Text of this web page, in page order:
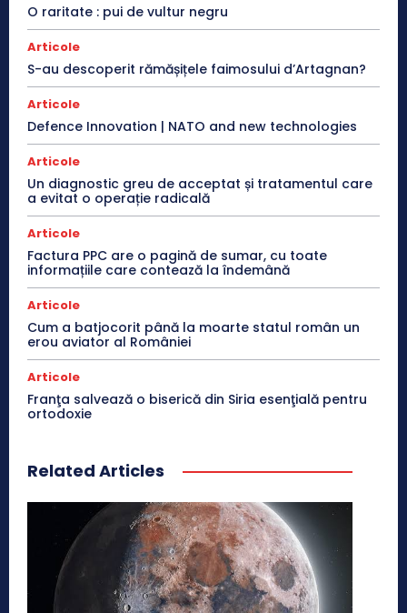
O raritate : pui de vultur negru
Articole
S-au descoperit rămășițele faimosului d’Artagnan?
Articole
Defence Innovation | NATO and new technologies
Articole
Un diagnostic greu de acceptat și tratamentul care
a evitat o operație radicală
Articole
Factura PPC are o pagină de sumar, cu toate
informațiile care contează la îndemână
Articole
Cum a batjocorit până la moarte statul român un
erou aviator al României
Articole
Franţa salvează o biserică din Siria esenţială pentru
ortodoxie
Related Articles